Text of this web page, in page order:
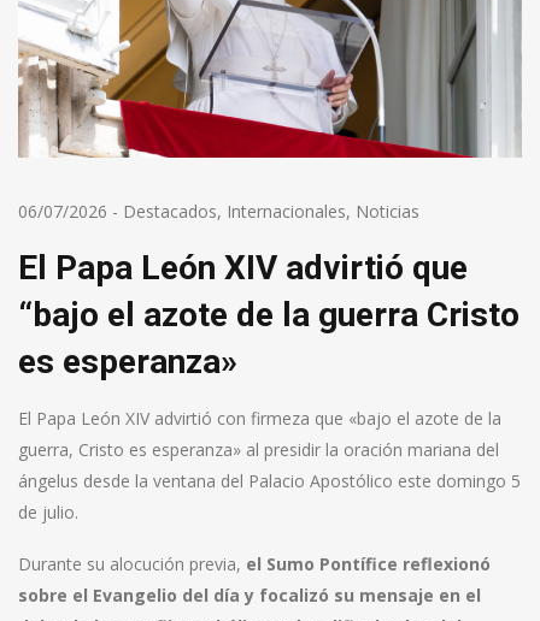
06/07/2026 - Destacados, Internacionales, Noticias
El Papa León XIV advirtió que
“bajo el azote de la guerra Cristo
es esperanza»
El Papa León XIV advirtió con firmeza que «bajo el azote de la
guerra, Cristo es esperanza» al presidir la oración mariana del
ángelus desde la ventana del Palacio Apostólico este domingo 5
de julio.
Durante su alocución previa, el Sumo Pontífice reflexionó
sobre el Evangelio del día y focalizó su mensaje en el